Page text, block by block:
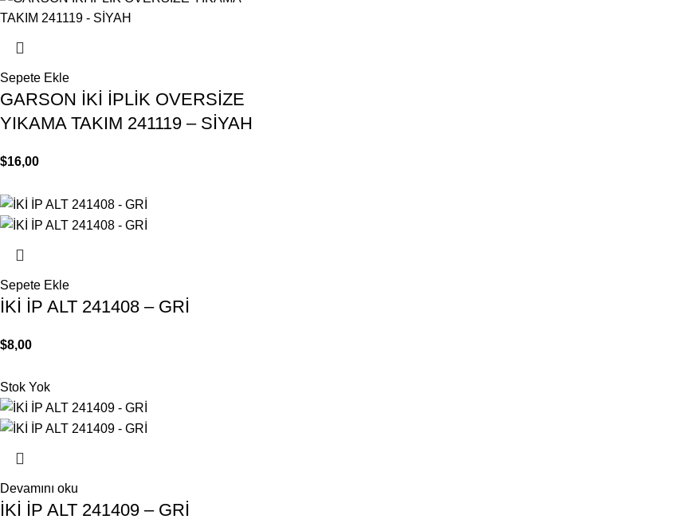
Sepete Ekle
GARSON İKİ İPLİK OVERSİZE
YIKAMA TAKIM 241119 – SİYAH
$16,00
Sepete Ekle
İKİ İP ALT 241408 – GRİ
$8,00
Stok Yok
Devamını oku
İKİ İP ALT 241409 – GRİ